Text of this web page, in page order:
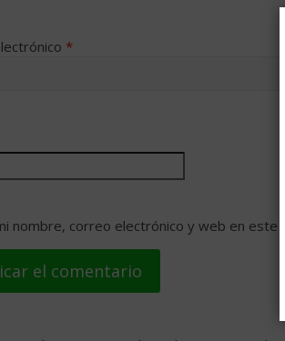
*
nombre, correo electrónico y web en